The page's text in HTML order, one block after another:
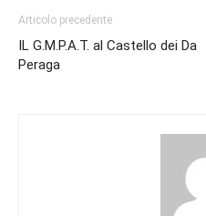
Articolo precedente
IL G.M.P.A.T. al Castello dei Da
Peraga